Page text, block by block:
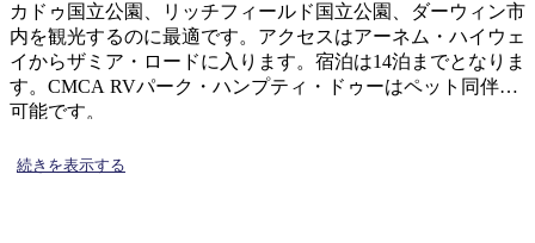
地
域
ご
旅
行
画
カドゥ国立公園、リッチフィールド国立公園、ダーウィン市
内を観光するのに最適です。アクセスはアーネム・ハイウェ
イからザミア・ロードに入ります。宿泊は14泊までとなりま
す。CMCA RVパーク・ハンプティ・ドゥーはペット同伴も
可能です。
続きを表示する